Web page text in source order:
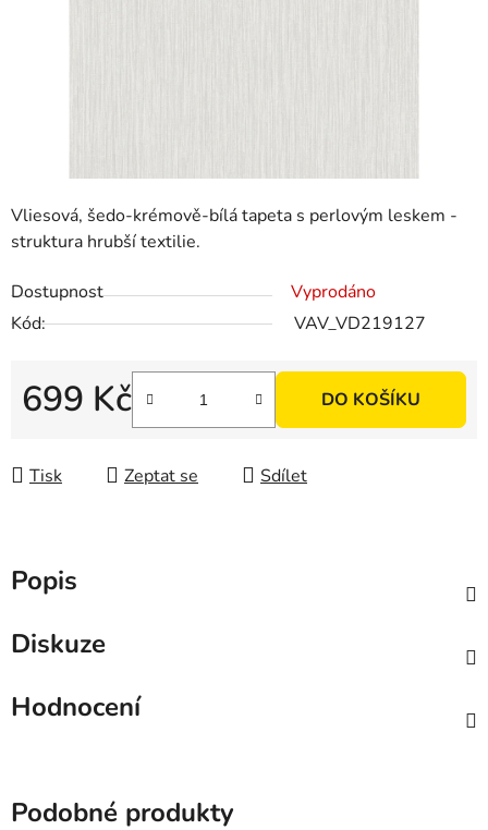
Vliesová, šedo-krémově-bílá tapeta s perlovým leskem -
struktura hrubší textilie.
Dostupnost
Vyprodáno
Kód:
VAV_VD219127
699 Kč DO KOŠÍKU
Tisk Zeptat se Sdílet
Popis
Diskuze
Hodnocení
Podobné produkty